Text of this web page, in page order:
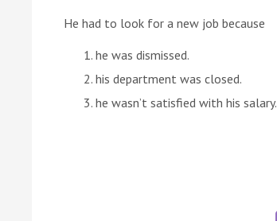
He had to look for a new job because
he was dismissed.
his department was closed.
he wasn’t satisfied with his salary.